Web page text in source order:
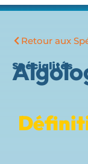
Retour aux
Spécialités